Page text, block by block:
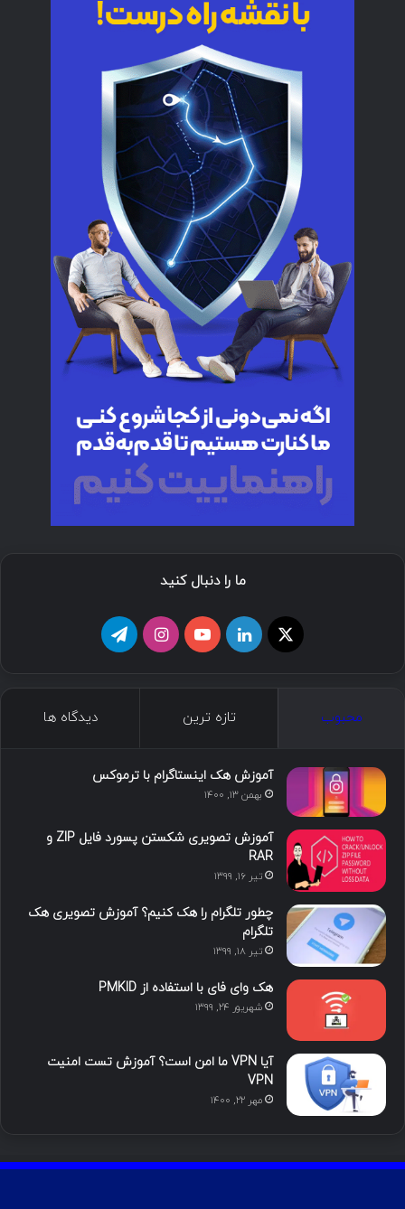
ما را دنبال کنید
د
ی
ن
و
ت
گ
ا
ا
محبوب تازه ترین دیدگاه ها
آموزش هک اینستاگرام با ترموکس
بهمن ۱۳, ۱۴۰۰
آموزش تصویری شکستن پسورد فایل ZIP و
RAR
تیر ۱۶, ۱۳۹۹
چطور تلگرام را هک کنیم؟ آموزش تصویری هک
تلگرام
تیر ۱۸, ۱۳۹۹
هک وای فای با استفاده از PMKID
شهریور ۲۴, ۱۳۹۹
آیا VPN ما امن است؟ آموزش تست امنیت
VPN
مهر ۲۲, ۱۴۰۰